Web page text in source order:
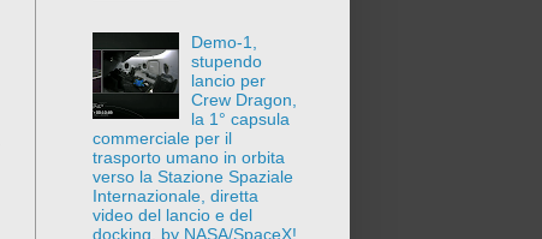
Demo-1,
stupendo
lancio per
Crew Dragon,
la 1° capsula
commerciale per il
trasporto umano in orbita
verso la Stazione Spaziale
Internazionale, diretta
video del lancio e del
docking, by NASA/SpaceX!